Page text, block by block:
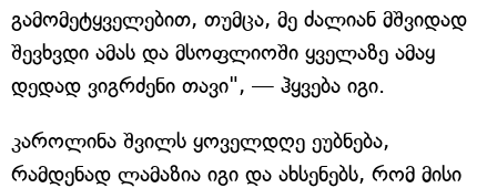
გამომეტყველებით, თუმცა, მე ძალიან მშვიდად
შევხვდი ამას და მსოფლიოში ყველაზე ამაყ
დედად ვიგრძენი თავი", — ჰყვება იგი.
კაროლინა შვილს ყოველდღე ეუბნება,
რამდენად ლამაზია იგი და ახსენებს, რომ მისი